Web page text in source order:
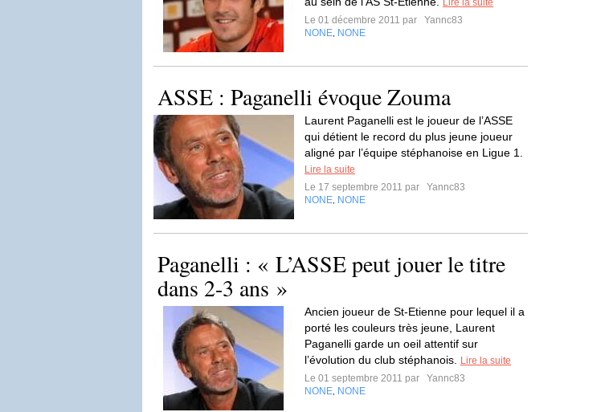
Lire la suite
Le 01 décembre 2011 par
Yannc83
NONE NONE
ASSE : Paganelli évoque Zouma
Laurent Paganelli est le joueur de l’ASSE
qui détient le record du plus jeune joueur
aligné par l’équipe stéphanoise en Ligue 1.
Lire la suite
Le 17 septembre 2011 par
Yannc83
NONE NONE
Paganelli : « L’ASSE peut jouer le titre
dans 2-3 ans »
Ancien joueur de St-Etienne pour lequel il a
porté les couleurs très jeune, Laurent
Paganelli garde un oeil attentif sur
l’évolution du club stéphanois.
Lire la suite
Le 01 septembre 2011 par
Yannc83
NONE NONE